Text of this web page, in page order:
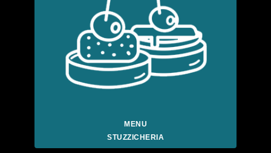
MENU
STUZZICHERIA